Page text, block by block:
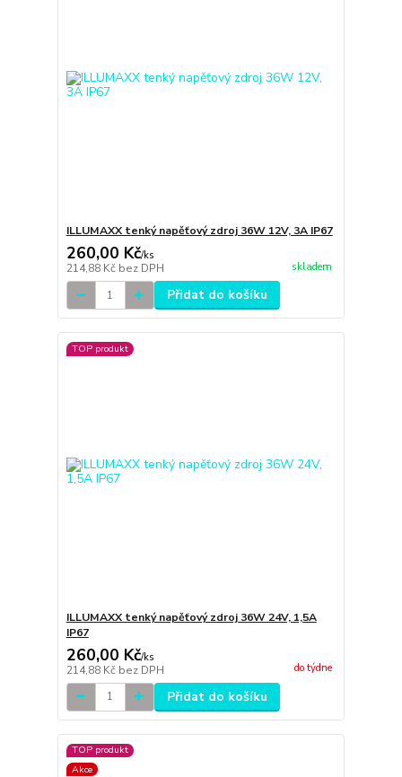
ILLUMAXX tenký napěťový zdroj 36W 12V, 3A IP67
260,00 Kč/ks
214,88 Kč bez DPH skladem
Přidat do košíku
TOP produkt
ILLUMAXX tenký napěťový zdroj 36W 24V, 1,5A
IP67
260,00 Kč/ks
214,88 Kč bez DPH do týdne
Přidat do košíku
TOP produkt
Akce